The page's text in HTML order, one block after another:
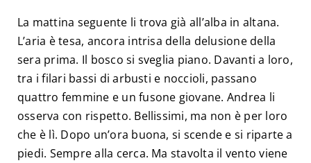
La mattina seguente li trova già all’alba in altana.
L’aria è tesa, ancora intrisa della delusione della
sera prima. Il bosco si sveglia piano. Davanti a loro,
tra i filari bassi di arbusti e noccioli, passano
quattro femmine e un fusone giovane. Andrea li
osserva con rispetto. Bellissimi, ma non è per loro
che è lì. Dopo un’ora buona, si scende e si riparte a
piedi. Sempre alla cerca. Ma stavolta il vento viene